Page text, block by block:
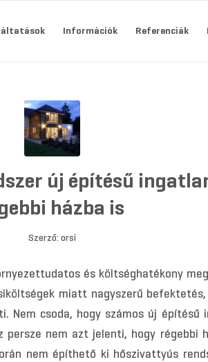
Információk Referenciák
új építésű
házba is
Szerző: orsi
és költséghatékony
miatt nagyszerű
Nem csoda, hogy számos új építésű
nem azt jelenti, hogy régebbi
nem építhető ki hőszivattyús